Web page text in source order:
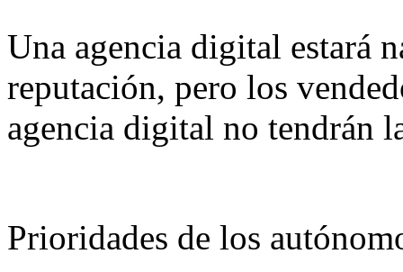
Una agencia digital estará
reputación, pero los
agencia digital no tendrán
Prioridades de los